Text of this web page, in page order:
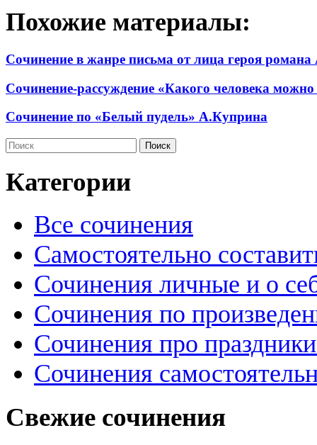
Похожие материалы:
Сочинение в жанре письма от лица героя
Сочинение-рассуждение «Какого человека
Сочинение по «Белый пудель» А.Куприна
Категории
Все сочинения
Самостоятельно
Сочинения личные и о
Сочинения по
Сочинения про
Сочинения
Свежие сочинения